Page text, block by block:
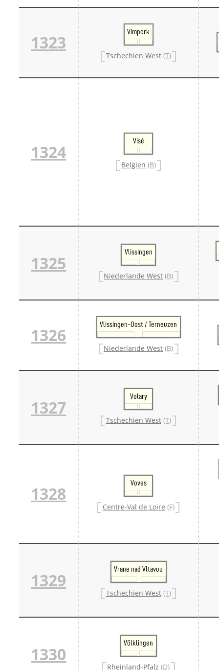
1323
Vimperk
Tschechien West (T)
1324
Visé
Belgien (B)
1325
Vlissingen
Niederlande West (B)
1326
Vlissingen-Oost / Terneuzen
Niederlande West (B)
1327
Volary
Tschechien West (T)
1328
Voves
Centre-Val de Loire (F)
1329
Vrane nad Vltavou
Tschechien West (T)
1330
Völklingen
Rheinland-Pfalz (D)